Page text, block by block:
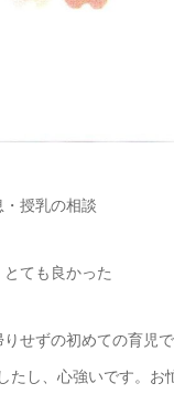
・授乳の相談
ても良かった
りせずの初めての育児
たし、心強いです。お